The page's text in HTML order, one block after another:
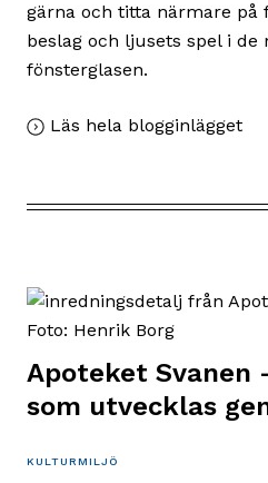
gärna och titta närmare på
beslag och ljusets spel i de
fönsterglasen.
Läs hela blogginlägget,
–
30
Apoteket
som utvecklas
KULTURMILJÖ